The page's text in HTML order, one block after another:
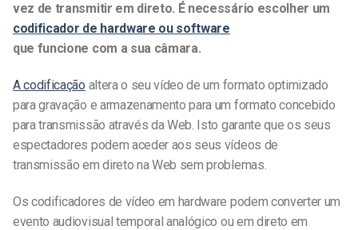
vez de transmitir em direto. É necessário escolher um
codificador de hardware ou software
que funcione com a sua câmara.
A codificação altera o seu vídeo de um formato optimizado
para gravação e armazenamento para um formato concebido
para transmissão através da Web. Isto garante que os seus
espectadores podem aceder aos seus vídeos de
transmissão em direto na Web sem problemas.
Os codificadores de vídeo em hardware podem converter um
evento audiovisual temporal analógico ou em direto em